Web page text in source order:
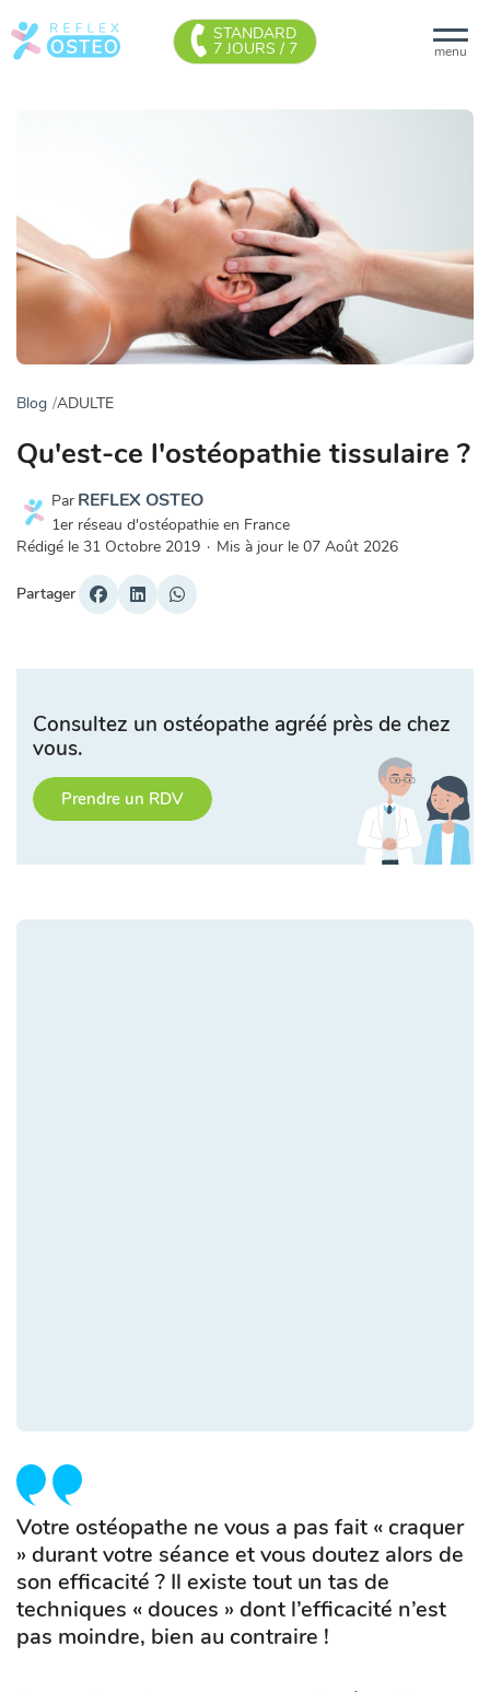
menu
STANDARD
7 JOURS / 7
Blog ADULTE
Qu'est-ce l'ostéopathie tissulaire ?
Par REFLEX OSTEO
1er réseau d'ostéopathie en France
Rédigé le 31 Octobre 2019 · Mis à jour le 07 Août 2026
Partager
Consultez un ostéopathe agréé près de chez
vous.
Prendre un RDV
Votre ostéopathe ne vous a pas fait « craquer
» durant votre séance et vous doutez alors de
son efficacité ? Il existe tout un tas de
techniques « douces » dont l’efficacité n’est
pas moindre, bien au contraire !